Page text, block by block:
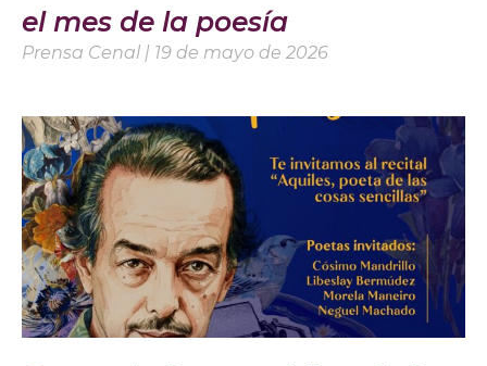
el mes de la poesía
Prensa Cenal 19 de mayo de 2026